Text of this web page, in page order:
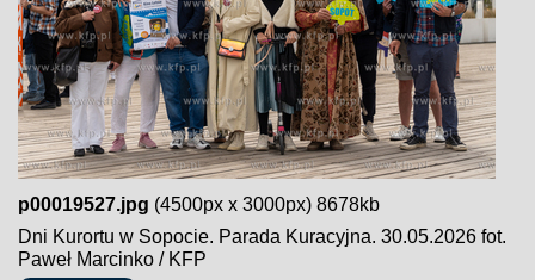
p00019527.jpg (4500px x 3000px) 8678kb
Dni Kurortu w Sopocie. Parada Kuracyjna. 30.05.2026 fot.
Paweł Marcinko / KFP